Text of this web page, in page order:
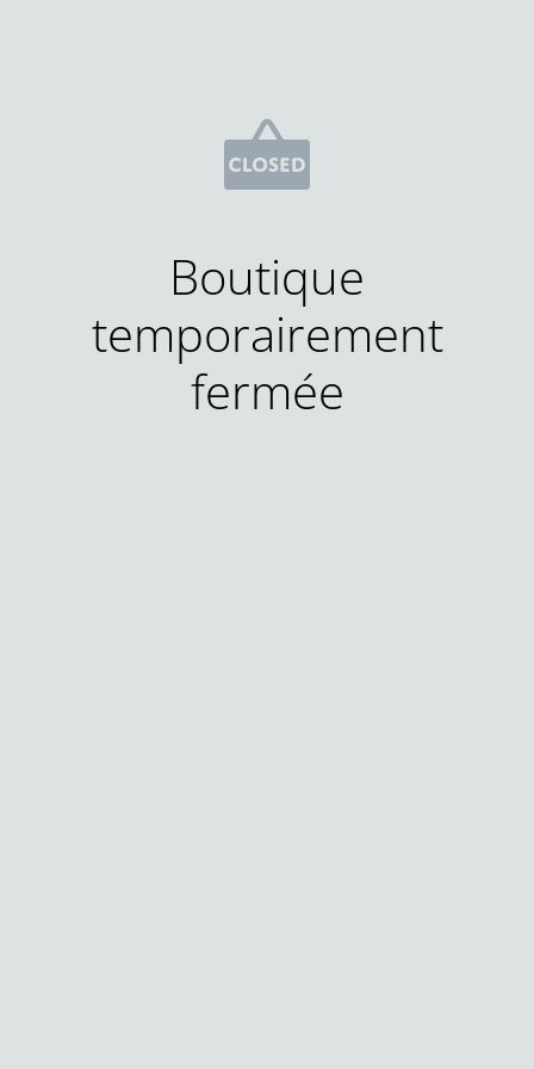
Boutique
temporairement
fermée